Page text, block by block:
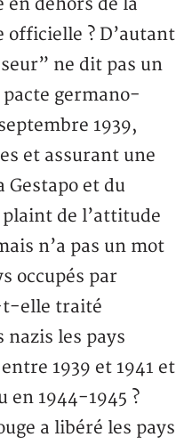
en dehors de la
officielle ? D’autant
ne dit pas un
germano-
1939,
et assurant une
Gestapo et du
plaint de l’attitude
n’a pas un mot
occupés par
t-elle traité
nazis les pays
1939 et 1941 et
en 1944-1945 ?
a libéré les pays